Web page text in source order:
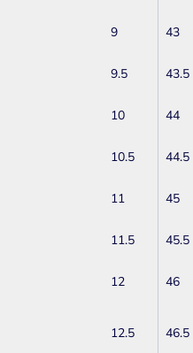
9 43
9.5 43.5
10 44
10.5 44.5
11 45
11.5 45.5
12 46
12.5 46.5